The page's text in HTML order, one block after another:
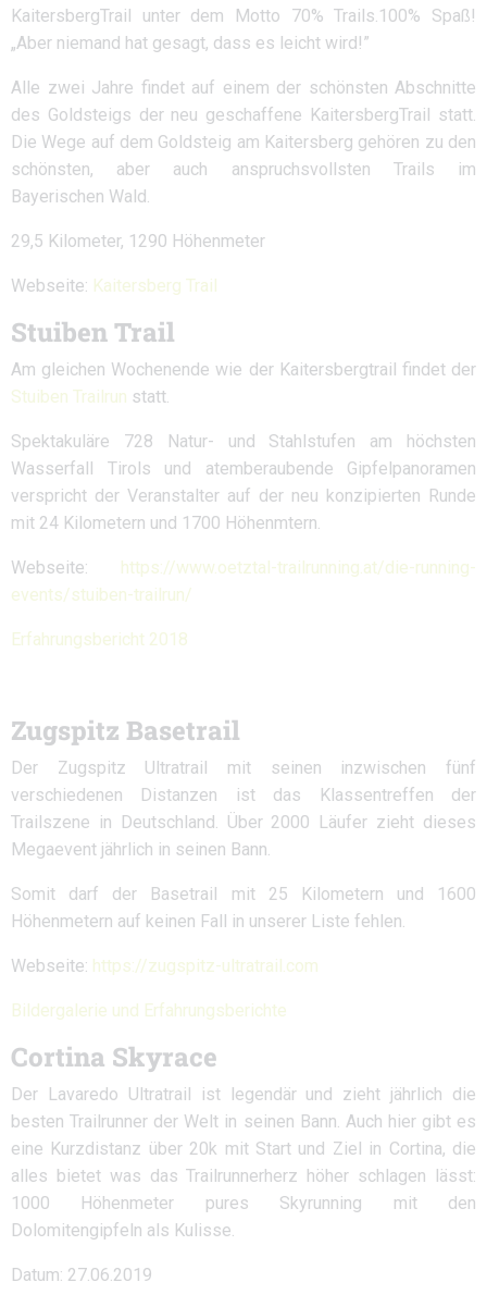
KaitersbergTrail unter dem Motto 70% Trails.100% Spaß!
„Aber niemand hat gesagt, dass es leicht wird!”
Alle zwei Jahre findet auf einem der schönsten Abschnitte
des Goldsteigs der neu geschaffene KaitersbergTrail statt.
Die Wege auf dem Goldsteig am Kaitersberg gehören zu den
schönsten, aber auch anspruchsvollsten Trails im
Bayerischen Wald.
29,5 Kilometer, 1290 Höhenmeter
Webseite: Kaitersberg Trail
Stuiben Trail
Am gleichen Wochenende wie der Kaitersbergtrail findet der
Stuiben Trailrun statt.
Spektakuläre 728 Natur- und Stahlstufen am höchsten
Wasserfall Tirols und atemberaubende Gipfelpanoramen
verspricht der Veranstalter auf der neu konzipierten Runde
mit 24 Kilometern und 1700 Höhenmtern.
Webseite: https://www.oetztal-trailrunning.at/die-running-
events/stuiben-trailrun/
Erfahrungsbericht 2018
Zugspitz Basetrail
Der Zugspitz Ultratrail mit seinen inzwischen fünf
verschiedenen Distanzen ist das Klassentreffen der
Trailszene in Deutschland. Über 2000 Läufer zieht dieses
Megaevent jährlich in seinen Bann.
Somit darf der Basetrail mit 25 Kilometern und 1600
Höhenmetern auf keinen Fall in unserer Liste fehlen.
Webseite: https://zugspitz-ultratrail.com
Bildergalerie und Erfahrungsberichte
Cortina Skyrace
Der Lavaredo Ultratrail ist legendär und zieht jährlich die
besten Trailrunner der Welt in seinen Bann. Auch hier gibt es
eine Kurzdistanz über 20k mit Start und Ziel in Cortina, die
alles bietet was das Trailrunnerherz höher schlagen lässt:
1000 Höhenmeter pures Skyrunning mit den
Dolomitengipfeln als Kulisse.
Datum: 27.06.2019